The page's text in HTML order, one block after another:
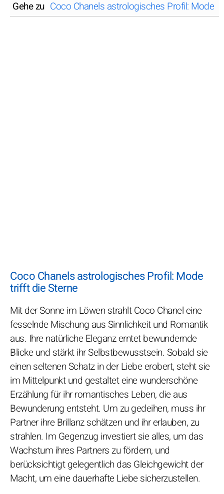
Gehe zu Coco Chanels astrologisches Profil: Mode
Coco Chanels astrologisches Profil: Mode
trifft die Sterne
Mit der Sonne im Löwen strahlt Coco Chanel eine
fesselnde Mischung aus Sinnlichkeit und Romantik
aus. Ihre natürliche Eleganz erntet bewundernde
Blicke und stärkt ihr Selbstbewusstsein. Sobald sie
einen seltenen Schatz in der Liebe erobert, steht sie
im Mittelpunkt und gestaltet eine wunderschöne
Erzählung für ihr romantisches Leben, die aus
Bewunderung entsteht. Um zu gedeihen, muss ihr
Partner ihre Brillanz schätzen und ihr erlauben, zu
strahlen. Im Gegenzug investiert sie alles, um das
Wachstum ihres Partners zu fördern, und
berücksichtigt gelegentlich das Gleichgewicht der
Macht, um eine dauerhafte Liebe sicherzustellen.